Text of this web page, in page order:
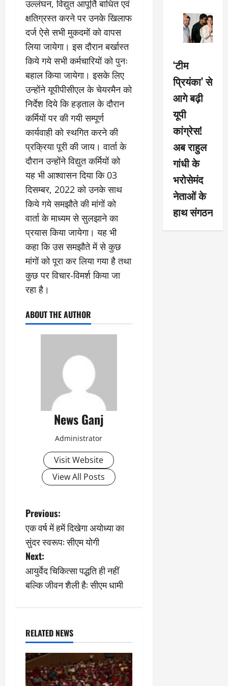
उल्लंघन, विद्युत आपूर्ति बाधित एवं
क्षतिग्रस्त करने पर उनके खिलाफ
दर्ज ऐसे सभी मुकदमों को वापस
लिया जायेगा। इस दौरान बर्खास्त
किये गये सभी कर्मचारियों को पुनः
बहाल किया जायेगा। इसके लिए
उन्होंने यूपीपीसीएल के चेयरमैन को
निर्देश दिये कि हड़ताल के दौरान
कर्मियों पर की गयी सम्पूर्ण
कार्यवाही को स्थगित करने की
प्रक्रिया पूरी की जाय। वार्ता के
दौरान उन्होंने विद्युत कर्मियों को
यह भी आश्वासन दिया कि 03
दिसम्बर, 2022 को उनके साथ
किये गये समझौते की मांगों को
वार्ता के माध्यम से सुलझाने का
प्रयास किया जायेगा। यह भी
कहा कि उस समझौते में से कुछ
मांगों को पूरा कर लिया गया है तथा
कुछ पर विचार-विमर्श किया जा
रहा है।
ABOUT THE AUTHOR
News Ganj
Administrator
Visit Website
View All Posts
P
o
s
t
v
i
Previous:
एक वर्ष में हमें दिखेगा अयोध्या का
सुंदर स्वरूप: सीएम योगी
Next:
आयुर्वेद चिकित्सा पद्धति ही नहीं
बल्कि जीवन शैली है: सीएम धामी
RELATED NEWS
‘टीम
प्रियंका’ से
आगे बढ़ी
यूपी
कांग्रेस!
अब राहुल
गांधी के
भरोसेमंद
नेताओं के
हाथ संगठन